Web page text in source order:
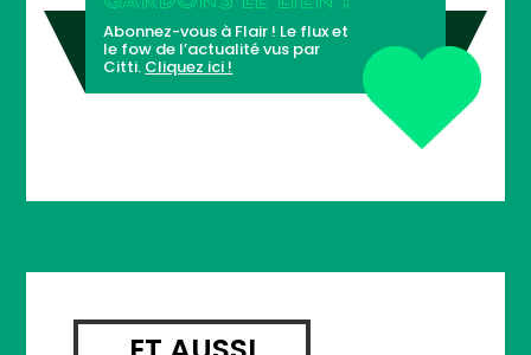
Abonnez-vous à Flair ! Le flux et
le fow de l’actualité vus par
Citti. Cliquez ici !